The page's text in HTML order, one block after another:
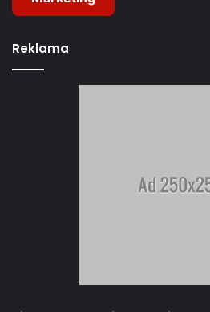
Reklama